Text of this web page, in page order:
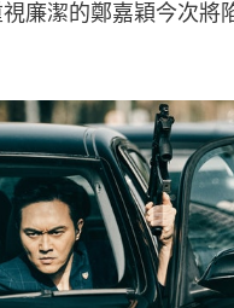
廉潔的鄭嘉穎今次將